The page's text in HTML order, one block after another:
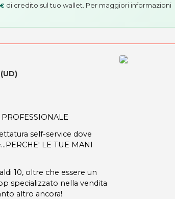
di credito sul tuo wallet. Per maggiori informazioni
self-service dove
LE TUE MANI
10, oltre che essere un
specializzato nella vendita
altro ancora!